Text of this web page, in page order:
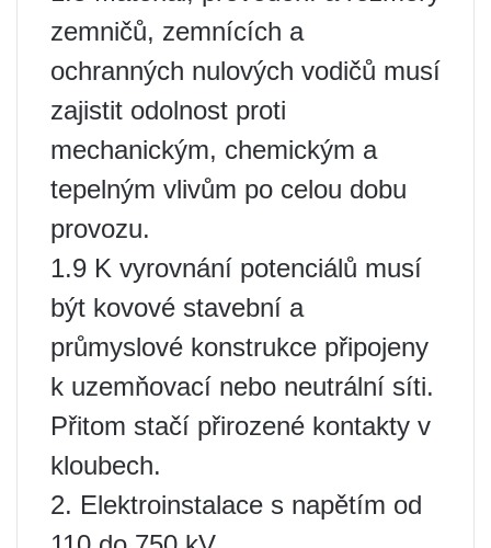
zemničů, zemnících a
ochranných nulových vodičů musí
zajistit odolnost proti
mechanickým, chemickým a
tepelným vlivům po celou dobu
provozu.
1.9 K vyrovnání potenciálů musí
být kovové stavební a
průmyslové konstrukce připojeny
k uzemňovací nebo neutrální síti.
Přitom stačí přirozené kontakty v
kloubech.
2. Elektroinstalace s napětím od